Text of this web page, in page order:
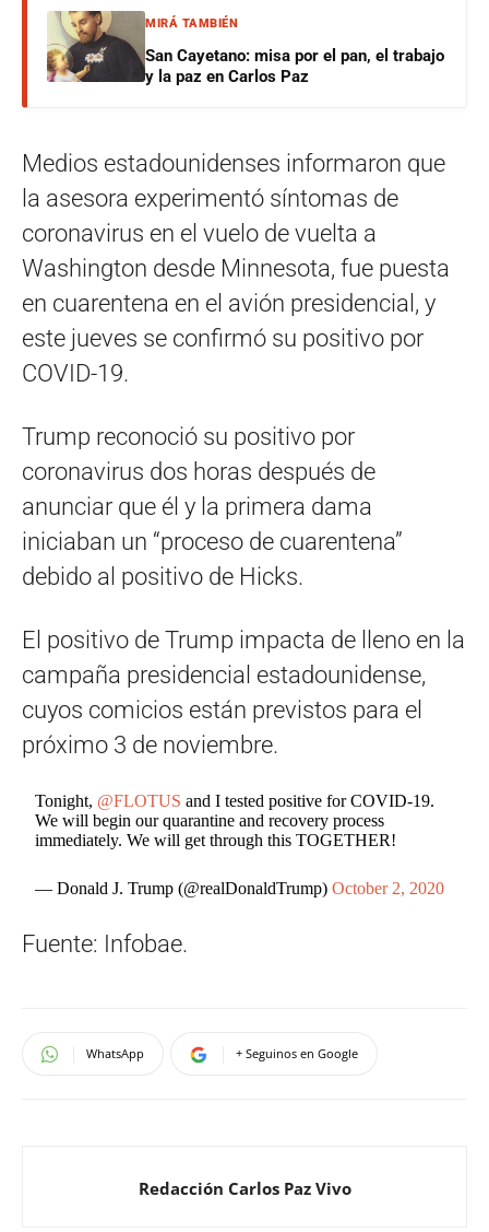
MIRÁ TAMBIÉN
San Cayetano: misa por el pan, el trabajo
y la paz en Carlos Paz
Medios estadounidenses informaron que
la asesora experimentó síntomas de
coronavirus en el vuelo de vuelta a
Washington desde Minnesota, fue puesta
en cuarentena en el avión presidencial, y
este jueves se confirmó su positivo por
COVID-19.
Trump reconoció su positivo por
coronavirus dos horas después de
anunciar que él y la primera dama
iniciaban un “proceso de cuarentena”
debido al positivo de Hicks.
El positivo de Trump impacta de lleno en la
campaña presidencial estadounidense,
cuyos comicios están previstos para el
próximo 3 de noviembre.
Tonight, @FLOTUS and I tested positive for COVID-19.
We will begin our quarantine and recovery process
immediately. We will get through this TOGETHER!
— Donald J. Trump (@realDonaldTrump)October 2, 2020
Fuente: Infobae.
WhatsApp + Seguinos en Google
Redacción Carlos Paz Vivo